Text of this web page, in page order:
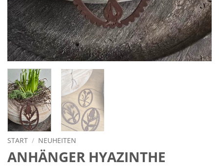
START / NEUHEITEN
ANHÄNGER HYAZINTHE